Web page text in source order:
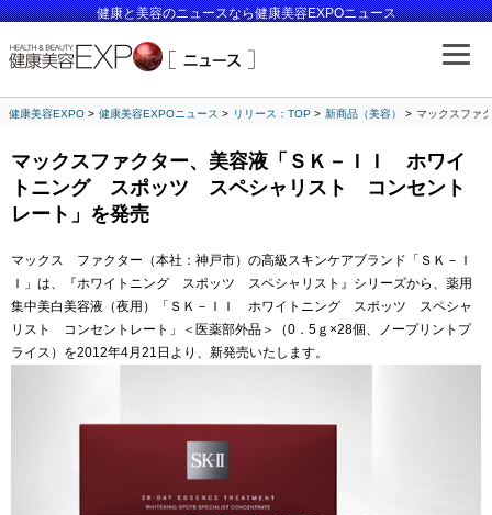
健康と美容のニュースなら健康美容EXPOニュース
健康美容EXPO 健康美容EXPOニュース リリース：TOP 新商品（美容） マックスファ
マックスファクター、美容液「ＳＫ－ＩＩ ホワイ
トニング スポッツ スペシャリスト コンセント
レート」を発売
マックス ファクター（本社：神戸市）の高級スキンケアブランド「ＳＫ－Ｉ
Ｉ」は、『ホワイトニング スポッツ スペシャリスト』シリーズから、薬用
集中美白美容液（夜用）「ＳＫ－ＩＩ ホワイトニング スポッツ スペシャ
リスト コンセントレート」＜医薬部外品＞（0．5ｇ×28個、ノープリントプ
ライス）を2012年4月21日より、新発売いたします。